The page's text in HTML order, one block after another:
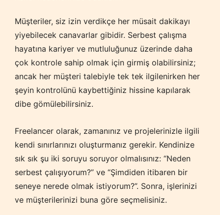
Müşteriler, siz izin verdikçe her müsait dakikayı
yiyebilecek canavarlar gibidir. Serbest çalışma
hayatına kariyer ve mutluluğunuz üzerinde daha
çok kontrole sahip olmak için girmiş olabilirsiniz;
ancak her müşteri talebiyle tek tek ilgilenirken her
şeyin kontrolünü kaybettiğiniz hissine kapılarak
dibe gömülebilirsiniz.
Freelancer olarak, zamanınız ve projelerinizle ilgili
kendi sınırlarınızı oluşturmanız gerekir. Kendinize
sık sık şu iki soruyu soruyor olmalısınız: “Neden
serbest çalışıyorum?” ve “Şimdiden itibaren bir
seneye nerede olmak istiyorum?”. Sonra, işlerinizi
ve müşterilerinizi buna göre seçmelisiniz.